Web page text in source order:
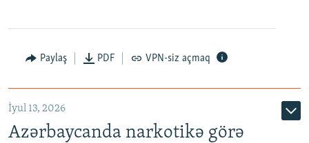
Paylaş PDF VPN-siz açmaq
İyul 13, 2026
Azərbaycanda narkotikə görə